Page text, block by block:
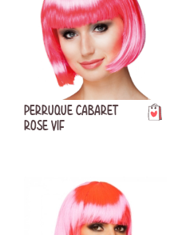
PERRUQUE CABARET
ROSE VIF